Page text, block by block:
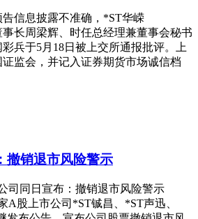
信息披露不准确，*ST华嵘
事长周梁辉、时任总经理兼董事会秘书
兵于5月18日被上交所通报批评。上
监会，并记入证券期货市场诚信档
撤销退市风险警示
同日宣布：撤销退市风险警示
股上市公司*ST铖昌、*ST声迅、